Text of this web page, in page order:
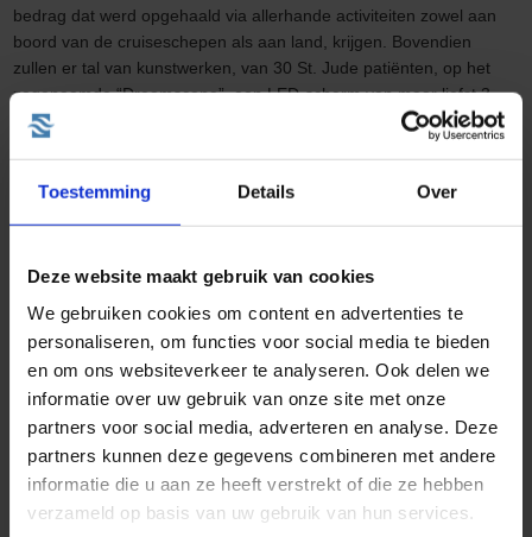
Toestemming Details Over
Deze website maakt gebruik van cookies
We gebruiken cookies om content en advertenties te
personaliseren, om functies voor social media te bieden
en om ons websiteverkeer te analyseren. Ook delen we
informatie over uw gebruik van onze site met onze
partners voor social media, adverteren en analyse. Deze
partners kunnen deze gegevens combineren met andere
informatie die u aan ze heeft verstrekt of die ze hebben
verzameld op basis van uw gebruik van hun services.
bedrag dat werd opgehaald via allerhande activiteiten zowel aan
boord van de cruiseschepen als aan land, krijgen. Bovendien
zullen er tal van kunstwerken, van 30 St. Jude patiënten, op het
zogenaamde “Dreamscape”, een LED-scherm van maar liefst 3
dekken hoog, te bewonderen zijn.
Met Carnival Horizon op Caraïben cruise
Na het evenement begint het echte cruisebestaan voor Carnival
Horizon en start het zomerseizoen van het nieuwe Carnival
daaruit het hele jaar door Caraïben cruises te verzorgen.
Als het nieuwste cruiseschip van Carnival telt Carnival Horizon
enkele unieke innovaties en nieuwigheden zoals Guy’s Pig &
Anchor Bar-B-Que, het eerste Dr. Seuss themawaterpark, de
spectaculaire bike-ride-in-the-sky (fietsen doorheen de lucht)
attractie met de naam SkyRide en een IMAX theater.
Andere leuke blogs